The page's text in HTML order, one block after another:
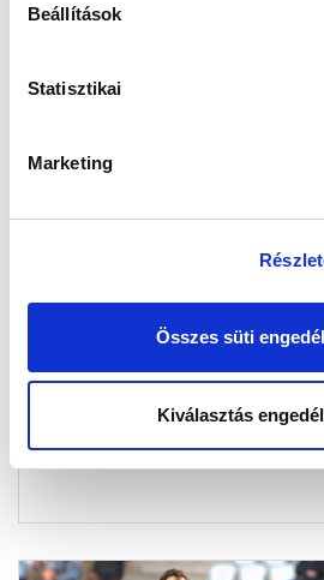
Beállítások
Statisztikai
Marketing
Összes süti
Kiválasztás
2022-10-22 20:32:43
Ez történt a Siófok elleni